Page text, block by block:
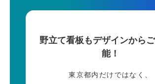
野立て看板もデザインから
能！
東京都内だけではなく、